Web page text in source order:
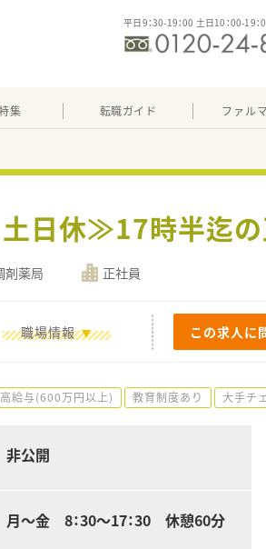
平日9：30-19：00 土日10：00-19：
集 転職ガイド ファル
土日休≫17時半迄
剤薬局 正社員
職場情報 この求人に
高給与(600万円以上) 教育制度あり 大手チ
非公開
月～金 8：30～17：30 休憩60分